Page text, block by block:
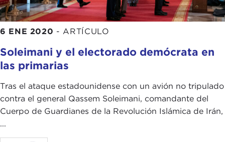
6 ENE 2020 - ARTÍCULO
Soleimani y el electorado demócrata en
las primarias
Tras el ataque estadounidense con un avión no tripulado
contra el general Qassem Soleimani, comandante del
Cuerpo de Guardianes de la Revolución Islámica de Irán,
...